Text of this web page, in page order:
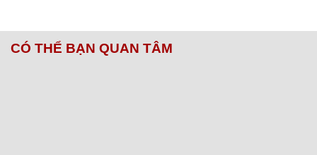
CÓ THỂ BẠN QUAN TÂM